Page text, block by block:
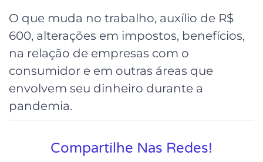
O que muda no trabalho, auxílio de R$
600, alterações em impostos, benefícios,
na relação de empresas com o
consumidor e em outras áreas que
envolvem seu dinheiro durante a
pandemia.
Compartilhe Nas Redes!